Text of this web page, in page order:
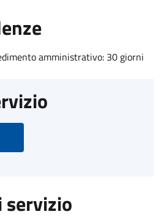
amministrativo: 30 giorni
servizio